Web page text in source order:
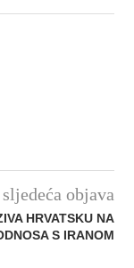
sljedeća objava
HRVATSKU NA
S IRANOM